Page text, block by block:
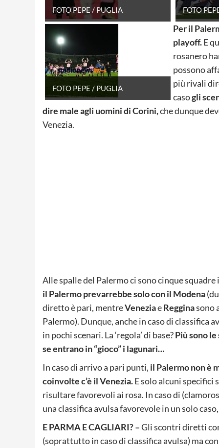
FOTO PEPE / PUGLIA FOTO
FOTO PEPE / PUGLIA
Per il
playoff.E
rosanero
possono
più rivali
casogli
dire male agli uomini di Corini,che dunque
Venezia.
Alle spalle del Palermo ci sono cinque
il Palermo prevarrebbe solo con il Modena
diretto è pari, mentreVeneziaeRegginasono
Palermo). Dunque, anche in caso di classifica
in pochi scenari. La ‘regola’ di base?Più sono
se entrano in “gioco” i lagunari…
In caso di arrivo a pari punti, il Palermo non è
coinvolte c’è il Venezia.E solo alcuni
risultare favorevoli ai rosa. In caso di
una classifica avulsa favorevole in un solo
E PARMA E CAGLIARI? –Gli scontri diretti
(soprattutto in caso di classifica avulsa) ma